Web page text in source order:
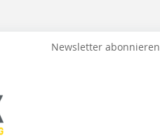
Newsletter abonnieren